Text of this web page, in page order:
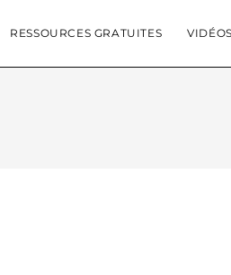
RESSOURCES GRATUITES VIDÉOS